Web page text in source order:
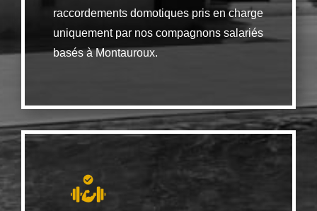
raccordements domotiques pris en charge
uniquement par nos compagnons salariés
basés à Montauroux.